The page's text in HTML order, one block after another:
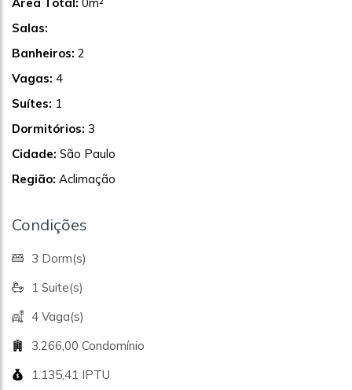
Salas:
Banheiros: 2
Vagas: 4
Suítes: 1
Dormitórios: 3
Cidade: São Paulo
Região: Aclimação
Condições
3 Dorm(s)
1 Suite(s)
4 Vaga(s)
3.266,00 Condomínio
1.135,41 IPTU